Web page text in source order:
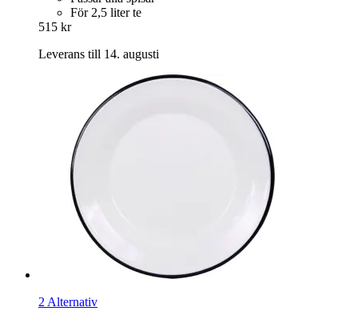
För 2,5 liter te
515 kr
Leverans till 14. augusti
2 Alternativ